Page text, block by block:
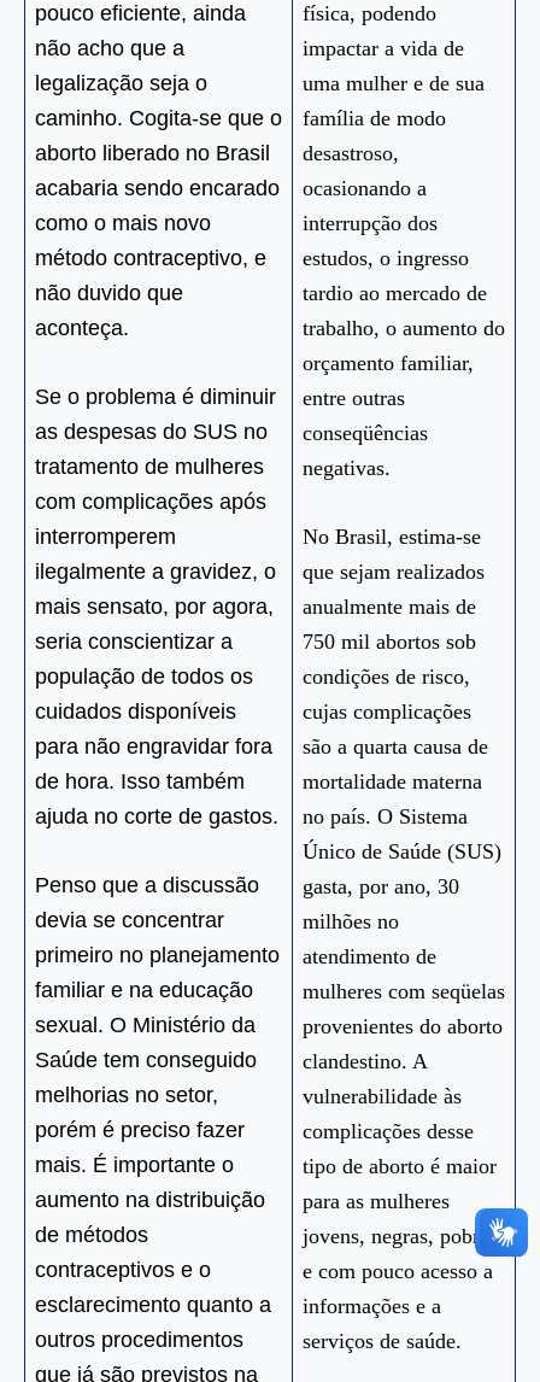
pouco eficiente, ainda
não acho que a
legalização seja o
caminho. Cogita-se que o
aborto liberado no Brasil
acabaria sendo encarado
como o mais novo
método contraceptivo, e
não duvido que
aconteça.
Se o problema é diminuir
as despesas do SUS no
tratamento de mulheres
com complicações após
interromperem
ilegalmente a gravidez, o
mais sensato, por agora,
seria conscientizar a
população de todos os
cuidados disponíveis
para não engravidar fora
de hora. Isso também
ajuda no corte de gastos.
Penso que a discussão
devia se concentrar
primeiro no planejamento
familiar e na educação
sexual. O Ministério da
Saúde tem conseguido
melhorias no setor,
porém é preciso fazer
mais. É importante o
aumento na distribuição
de métodos
contraceptivos e o
esclarecimento quanto a
outros procedimentos
que já são previstos na
física, podendo
impactar a vida de
uma mulher e de sua
família de modo
desastroso,
ocasionando a
interrupção dos
estudos, o ingresso
tardio ao mercado de
trabalho, o aumento do
orçamento familiar,
entre outras
conseqüências
negativas.
No Brasil, estima-se
que sejam realizados
anualmente mais de
750 mil abortos sob
condições de risco,
cujas complicações
são a quarta causa de
mortalidade materna
no país. O Sistema
Único de Saúde (SUS)
gasta, por ano, 30
milhões no
atendimento de
mulheres com seqüelas
provenientes do aborto
clandestino. A
vulnerabilidade às
complicações desse
tipo de aborto é maior
para as mulheres
jovens, negras, pobres
e com pouco acesso a
informações e a
serviços de saúde.